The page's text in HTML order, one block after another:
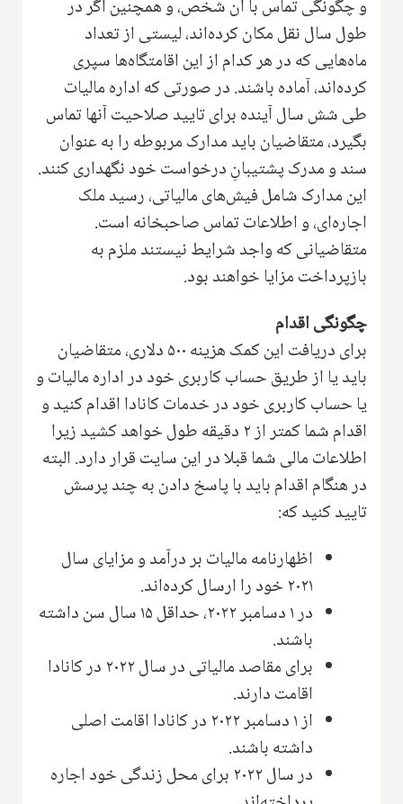
و چگونگی تماس با آن شخص، و همچنین اگر در
طول سال نقل مکان کرده‌اند، لیستی از تعداد
ماه‌هایی که در هر کدام از این اقامتگاه‌ها سپری
کرده‌اند، آماده باشند. در صورتی که اداره مالیات
طی شش سال آینده برای تایید صلاحیت آنها تماس
بگیرد، متقاضیان باید مدارک مربوطه را به عنوان
سند و مدرک پشتیبانِ درخواست خود نگهداری کنند.
این مدارک شامل فیش‌های مالیاتی، رسید ملک
اجاره‌ای، و اطلاعات تماس صاحبخانه است.
متقاضیانی که واجد شرایط نیستند ملزم به
بازپرداخت مزایا خواهند بود.
چگونگی اقدام
برای دریافت این کمک هزینه ۵۰۰ دلاری، متقاضیان
باید یا از طریق حساب کاربری خود در اداره مالیات و
یا حساب کاربری خود در خدمات کانادا اقدام کنید و
اقدام شما کمتر از ۲ دقیقه طول خواهد کشید زیرا
اطلاعات مالی شما قبلا در این سایت قرار دارد. البته
در هنگام اقدام باید با پاسخ دادن به چند پرسش
تایید کنید که:
اظهارنامه مالیات بر درآمد و مزایای سال
۲۰۲۱ خود را ارسال کرده‌اند.
در ۱ دسامبر ۲۰۲۲، حداقل ۱۵ سال سن داشته
باشند.
برای مقاصد مالیاتی در سال ۲۰۲۲ در کانادا
اقامت دارند.
از ۱ دسامبر ۲۰۲۲ در کانادا اقامت اصلی
داشته باشند.
در سال ۲۰۲۲ برای محل زندگی خود اجاره